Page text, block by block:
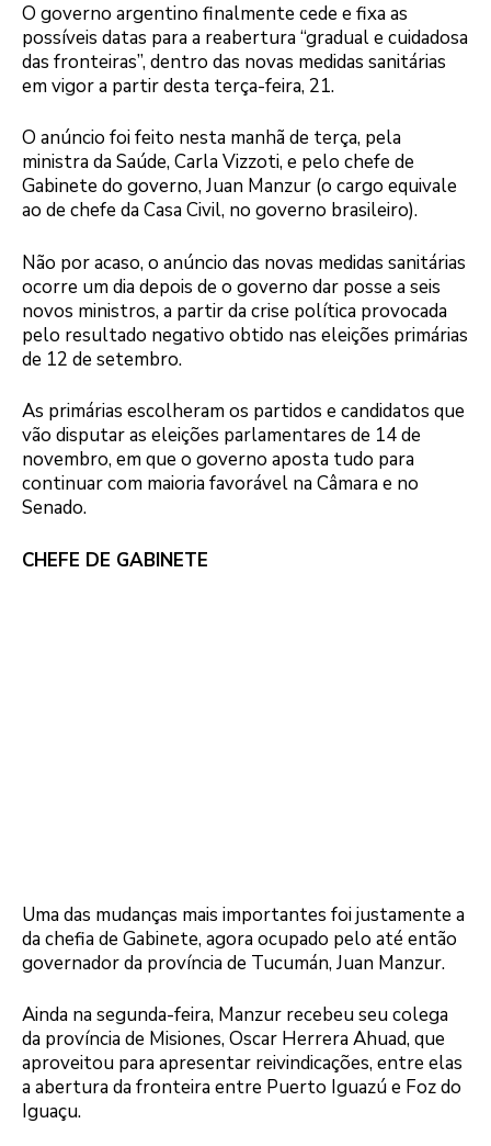
O governo argentino finalmente cede e fixa as
possíveis datas para a reabertura “gradual e cuidadosa
das fronteiras”, dentro das novas medidas sanitárias
em vigor a partir desta terça-feira, 21.
O anúncio foi feito nesta manhã de terça, pela
ministra da Saúde, Carla Vizzoti, e pelo chefe de
Gabinete do governo, Juan Manzur (o cargo equivale
ao de chefe da Casa Civil, no governo brasileiro).
Não por acaso, o anúncio das novas medidas sanitárias
ocorre um dia depois de o governo dar posse a seis
novos ministros, a partir da crise política provocada
pelo resultado negativo obtido nas eleições primárias
de 12 de setembro.
As primárias escolheram os partidos e candidatos que
vão disputar as eleições parlamentares de 14 de
novembro, em que o governo aposta tudo para
continuar com maioria favorável na Câmara e no
Senado.
CHEFE DE GABINETE
Uma das mudanças mais importantes foi justamente a
da chefia de Gabinete, agora ocupado pelo até então
governador da província de Tucumán, Juan Manzur.
Ainda na segunda-feira, Manzur recebeu seu colega
da província de Misiones, Oscar Herrera Ahuad, que
aproveitou para apresentar reivindicações, entre elas
a abertura da fronteira entre Puerto Iguazú e Foz do
Iguaçu.